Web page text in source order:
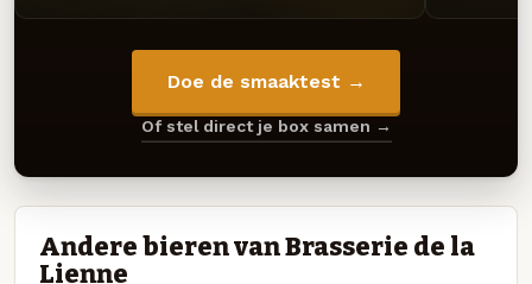
Doe de smaaktest →
Of stel direct je box samen →
Andere bieren van Brasserie de la
Lienne